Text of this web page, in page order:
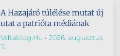
A Hazajáró túlélése mutat új
utat a patrióta médiának
Vdtablog.hu
2026. augusztus
7.